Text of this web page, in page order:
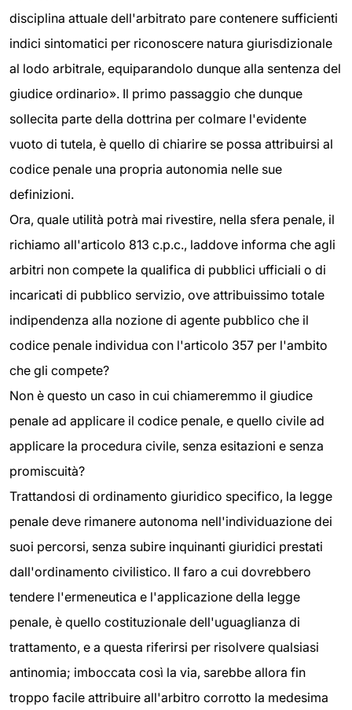
disciplina attuale dell'arbitrato pare contenere sufficienti
indici sintomatici per riconoscere natura giurisdizionale
al lodo arbitrale, equiparandolo dunque alla sentenza del
giudice ordinario». Il primo passaggio che dunque
sollecita parte della dottrina per colmare l'evidente
vuoto di tutela, è quello di chiarire se possa attribuirsi al
codice penale una propria autonomia nelle sue
definizioni.
Ora, quale utilità potrà mai rivestire, nella sfera penale, il
richiamo all'articolo 813 c.p.c., laddove informa che agli
arbitri non compete la qualifica di pubblici ufficiali o di
incaricati di pubblico servizio, ove attribuissimo totale
indipendenza alla nozione di agente pubblico che il
codice penale individua con l'articolo 357 per l'ambito
che gli compete?
Non è questo un caso in cui chiameremmo il giudice
penale ad applicare il codice penale, e quello civile ad
applicare la procedura civile, senza esitazioni e senza
promiscuità?
Trattandosi di ordinamento giuridico specifico, la legge
penale deve rimanere autonoma nell'individuazione dei
suoi percorsi, senza subire inquinanti giuridici prestati
dall'ordinamento civilistico. Il faro a cui dovrebbero
tendere l'ermeneutica e l'applicazione della legge
penale, è quello costituzionale dell'uguaglianza di
trattamento, e a questa riferirsi per risolvere qualsiasi
antinomia; imboccata così la via, sarebbe allora fin
troppo facile attribuire all'arbitro corrotto la medesima